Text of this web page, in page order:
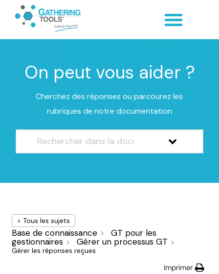
On peut vous aider ?
Cherchez des réponses ou parcourez les
rubriques de notre documentation
< Tous les sujets
Base de connaissance
GT pour les
gestionnaires
Gérer un processus GT
Gérer les réponses reçues
Imprimer